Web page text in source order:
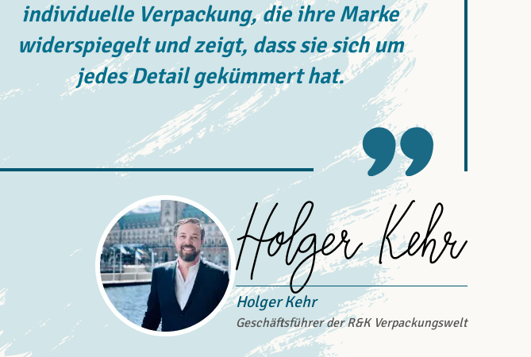
individuelle Verpackung, die ihre Marke
widerspiegelt und zeigt, dass sie sich um
jedes Detail gekümmert hat.
Holger Kehr
Geschäftsführer der R&K Verpackungswelt